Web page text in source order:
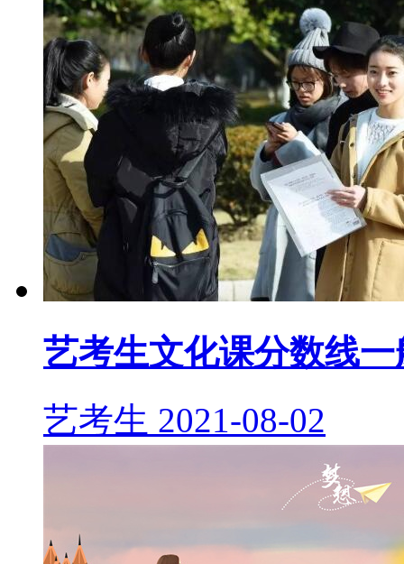
艺考生文化课分数线
艺考生 2021-08-02